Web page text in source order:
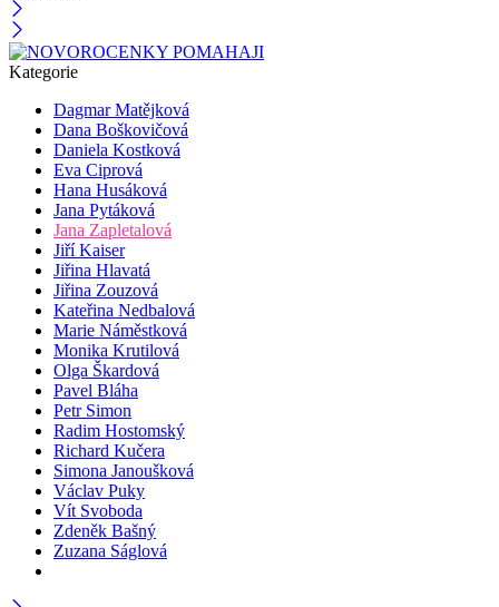
Kategorie
Dagmar Matějková
Dana Boškovičová
Daniela Kostková
Eva Ciprová
Hana Husáková
Jana Pytáková
Jana Zapletalová
Jiří Kaiser
Jiřina Hlavatá
Jiřina Zouzová
Kateřina Nedbalová
Marie Náměstková
Monika Krutilová
Olga Škardová
Pavel Bláha
Petr Simon
Radim Hostomský
Richard Kučera
Simona Janoušková
Václav Puky
Vít Svoboda
Zdeněk Bašný
Zuzana Ságlová